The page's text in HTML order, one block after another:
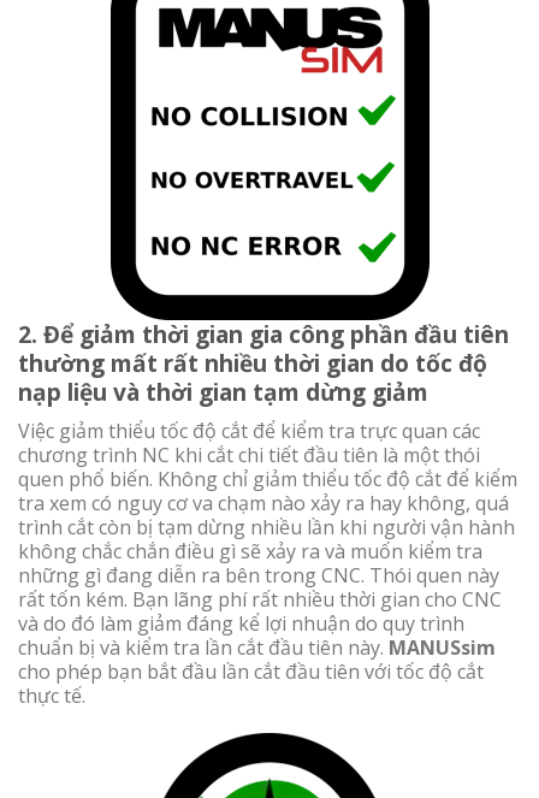
2. Để giảm thời gian gia công phần đầu tiên
thường mất rất nhiều thời gian do tốc độ
nạp liệu và thời gian tạm dừng giảm
Việc giảm thiểu tốc độ cắt để kiểm tra trực quan các
chương trình NC khi cắt chi tiết đầu tiên là một thói
quen phổ biến. Không chỉ giảm thiểu tốc độ cắt để kiểm
tra xem có nguy cơ va chạm nào xảy ra hay không, quá
trình cắt còn bị tạm dừng nhiều lần khi người vận hành
không chắc chắn điều gì sẽ xảy ra và muốn kiểm tra
những gì đang diễn ra bên trong CNC. Thói quen này
rất tốn kém. Bạn lãng phí rất nhiều thời gian cho CNC
và do đó làm giảm đáng kể lợi nhuận do quy trình
chuẩn bị và kiểm tra lần cắt đầu tiên này. MANUSsim
cho phép bạn bắt đầu lần cắt đầu tiên với tốc độ cắt
thực tế.